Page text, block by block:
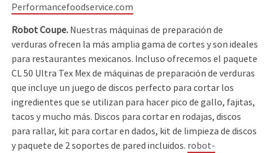
Performancefoodservice.com
Robot Coupe. Nuestras máquinas de preparación de
verduras ofrecen la más amplia gama de cortes y son ideales
para restaurantes mexicanos. Incluso ofrecemos el paquete
CL 50 Ultra Tex Mex de máquinas de preparación de verduras
que incluye un juego de discos perfecto para cortar los
ingredientes que se utilizan para hacer pico de gallo, fajitas,
tacos y mucho más. Discos para cortar en rodajas, discos
para rallar, kit para cortar en dados, kit de limpieza de discos
y paquete de 2 soportes de pared incluidos. robot-